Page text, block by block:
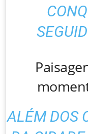
ALÉM DOS